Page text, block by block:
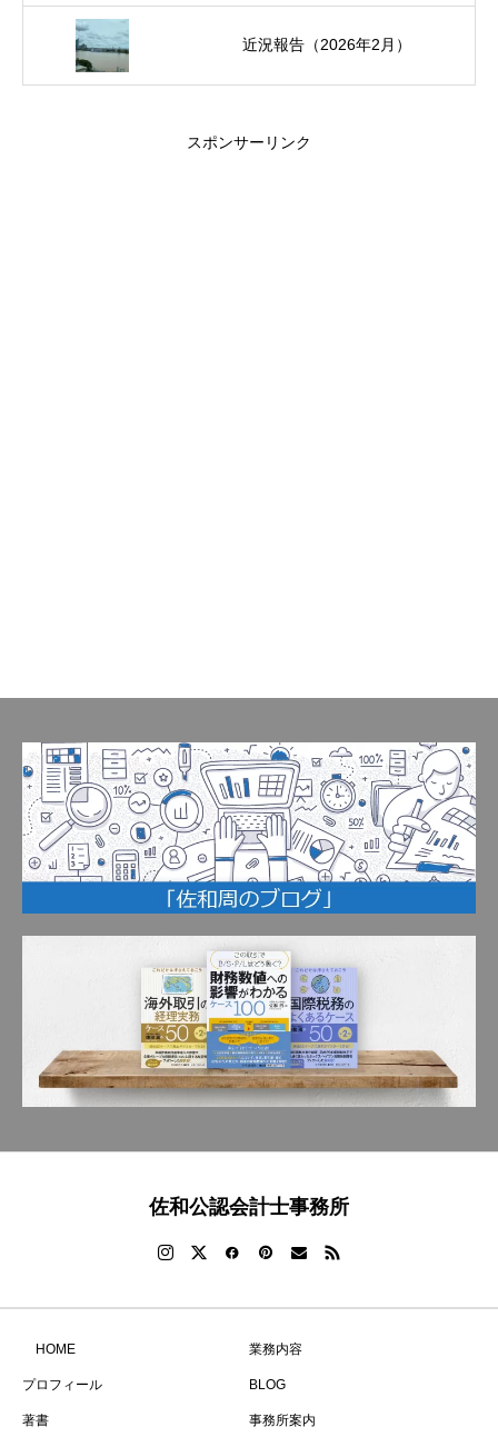
近況報告（2026年2月）
スポンサーリンク
佐和公認会計士事務所
HOME 業務内容
プロフィール BLOG
著書 事務所案内